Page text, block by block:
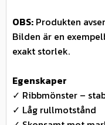
OBS: Produkten
Bilden är en
exakt storlek.
Egenskaper
✓ Ribbmönster –
✓ Låg rullmotstånd